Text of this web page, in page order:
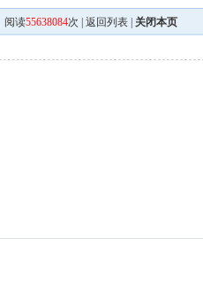
阅读55638084次 |返回列表 关闭本页